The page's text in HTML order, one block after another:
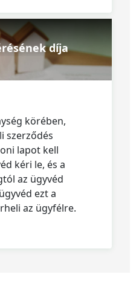
díja
körében,
szerződés
lapot kell
kéri le, és a
az ügyvéd
ezt a
az ügyfélre.